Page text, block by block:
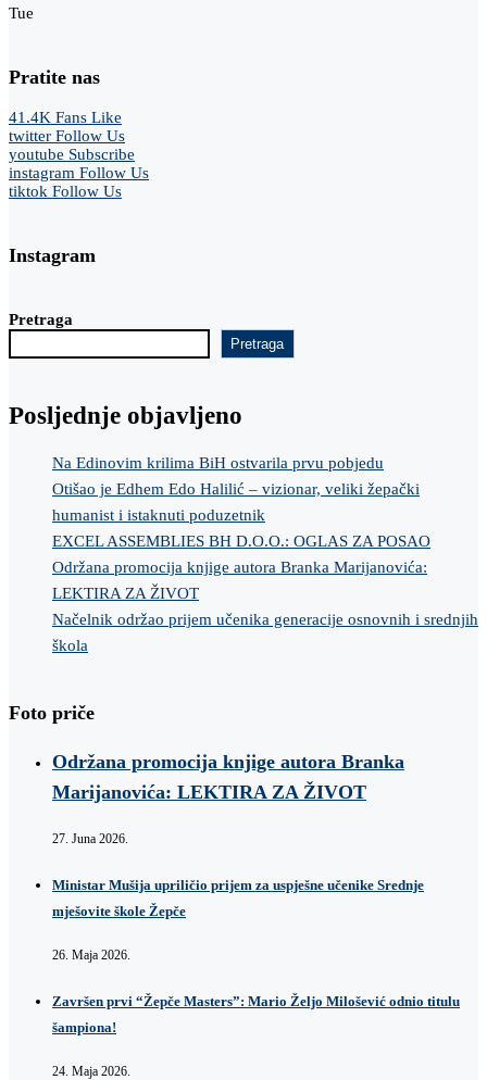
Tue
Pratite nas
41.4K Fans Like
twitter Follow Us
youtube Subscribe
instagram Follow Us
tiktok Follow Us
Instagram
Pretraga
Pretraga
Posljednje objavljeno
Na Edinovim krilima BiH ostvarila prvu pobjedu
Otišao je Edhem Edo Halilić – vizionar, veliki žepački
humanist i istaknuti poduzetnik
EXCEL ASSEMBLIES BH D.O.O.: OGLAS ZA POSAO
Održana promocija knjige autora Branka Marijanovića:
LEKTIRA ZA ŽIVOT
Načelnik održao prijem učenika generacije osnovnih i srednjih
škola
Foto priče
Održana promocija knjige autora Branka
Marijanovića: LEKTIRA ZA ŽIVOT
27. Juna 2026.
Ministar Mušija upriličio prijem za uspješne učenike Srednje
mješovite škole Žepče
26. Maja 2026.
Završen prvi “Žepče Masters”: Mario Željo Milošević odnio titulu
šampiona!
24. Maja 2026.